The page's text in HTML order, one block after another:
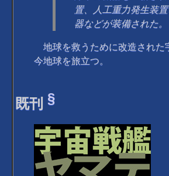
置、人工重力発生装
器などが装備された。
地球を救うために改造された
今地球を旅立つ。
既刊§